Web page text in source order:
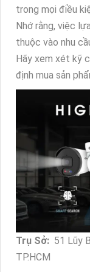
trong mọi điều
Nhớ rằng, việc
thuộc vào nhu
Hãy xem xét kỹ
định mua sản
Trụ Sở: 51 Lũy
TP.HCM